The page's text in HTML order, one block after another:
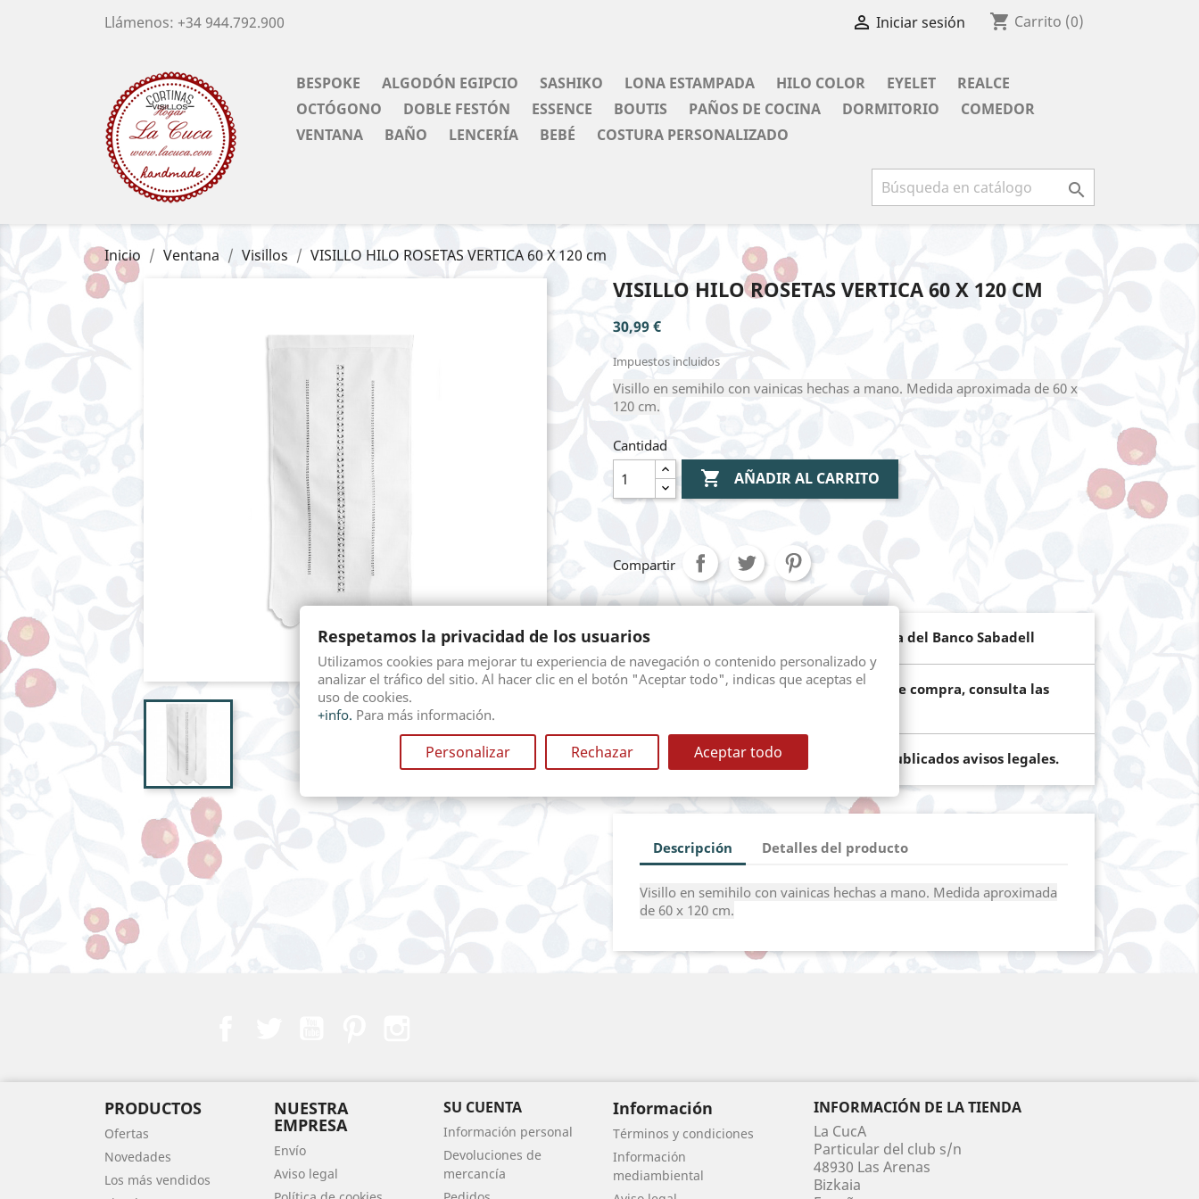
Llámenos: +34 944.792.900  Iniciar sesión shopping_cart Carrito (0)
BESPOKE ALGODÓN EGIPCIO SASHIKO LONA ESTAMPADA HILO COLOR EYELET
REALCE
OCTÓGONO
DOBLE FESTÓN ESSENCE BOUTIS PAÑOS DE COCINA DORMITORIO
COMEDOR
VENTANA
BAÑO LENCERÍA BEBÉ COSTURA PERSONALIZADO

Inicio Ventana Visillos VISILLO HILO ROSETAS VERTICA 60 X 120 cm
VISILLO HILO ROSETAS VERTICA 60 X 120 CM
30,99 €
Impuestos incluidos
Visillo en semihilo con vainicas hechas a mano. Medida aproximada de 60 x
120 cm.
Cantidad
 AÑADIR AL CARRITO
Compartir
Mediante pasarela de pago segura del Banco Sabadell
Envio gratuito según el importe de compra, consulta las
Devolución. Según los terminos publicados avisos legales.
Descripción Detalles del producto
Visillo en semihilo con vainicas hechas a mano. Medida aproximada
de 60 x 120 cm.
PRODUCTOS
Ofertas
Novedades
Los más vendidos
NUESTRA
EMPRESA
Envío
Aviso legal
SU CUENTA
Información personal
Devoluciones de
mercancía
Información
Términos y condiciones
Información
mediambiental
INFORMACIÓN DE LA TIENDA
La CucA
Particular del club s/n
48930 Las Arenas
Bizkaia
Respetamos la privacidad de los usuarios
Utilizamos cookies para mejorar tu experiencia de navegación o contenido personalizado y
analizar el tráfico del sitio. Al hacer clic en el botón "Aceptar todo", indicas que aceptas el
uso de cookies.
+info. Para más información.
Personalizar Rechazar Aceptar todo